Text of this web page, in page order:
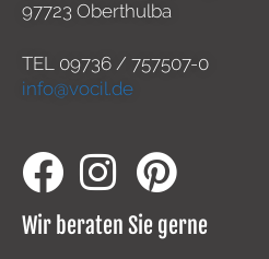
97723 Oberthulba
TEL 09736 / 757507-0
info@vocil.de
Wir beraten Sie gerne